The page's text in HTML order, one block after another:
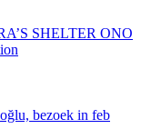
SHELTER ONO
bezoek in feb